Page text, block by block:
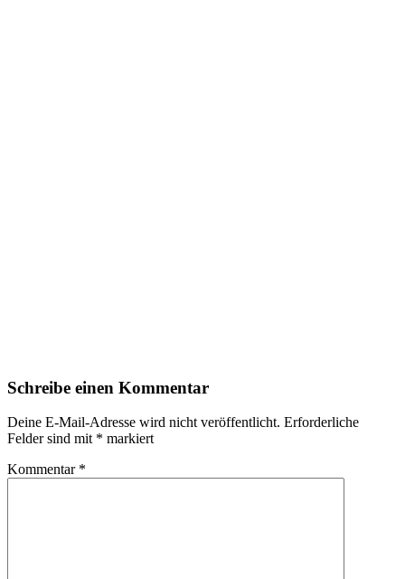
Schreibe einen Kommentar
Deine E-Mail-Adresse wird nicht veröffentlicht. Erforderliche
Felder sind mit * markiert
Kommentar *